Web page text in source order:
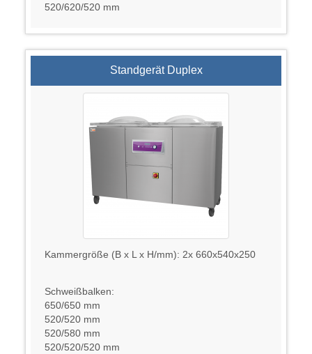
520/620/520 mm
Standgerät Duplex
Kammergröße (B x L x H/mm): 2x 660x540x250
Schweißbalken:
650/650 mm
520/520 mm
520/580 mm
520/520/520 mm